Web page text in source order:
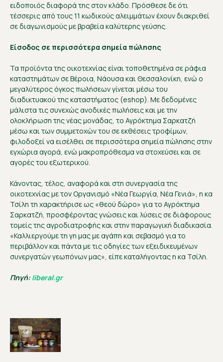
ειδοποιός διαφορά της στον κλάδο. Πρόσθεσε δε ότι
τέσσερις από τους 11 κωδικούς αλειμμάτων έχουν διακριθεί
σε διαγωνισμούς με βραβεία καλύτερης γεύσης.
Είσοδος σε περισσότερα σημεία πώλησης
Τα προϊόντα της οικοτεχνίας είναι τοποθετημένα σε ράφια
καταστημάτων σε Βέροια, Νάουσα και Θεσσαλονίκη, ενώ ο
μεγαλύτερος όγκος πωλήσεων γίνεται μέσω του
διαδικτυακού της καταστήματος (eshop). Με δεδομένες
μάλιστα τις συνεχώς ανοδικές πωλήσεις και με την
ολοκλήρωση της νέας μονάδας, το Αγρόκτημα Σαρκατζή
μέσω και των συμμετοχών του σε εκθέσεις τροφίμων,
φιλοδοξεί να εισέλθει σε περισσότερα σημεία πώλησης στην
εγχώρια αγορά, ενώ μακροπρόθεσμα να στοχεύσει και σε
αγορές του εξωτερικού.
Κάνοντας, τέλος, αναφορά και στη συνεργασία της
οικοτεχνίας με τον Οργανισμό «Νέα Γεωργία, Νέα Γενιά», η κα
Τσίλη τη χαρακτήρισε ως «θεού δώρο» για το Αγρόκτημα
Σαρκατζή, προσφέροντας γνώσεις και λύσεις σε διάφορους
τομείς της αγροδιατροφής και στην παραγωγική διαδικασία.
«Καλλιεργούμε τη γη μας με αγάπη και σεβασμό για το
περιβάλλον και πάντα με τις οδηγίες των εξειδικευμένων
συνεργατών γεωπόνων μας», είπε καταλήγοντας η κα Τσίλη.
Πηγή: liberal.gr